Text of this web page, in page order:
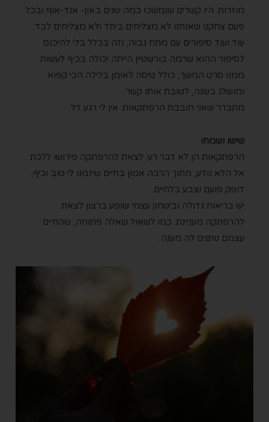
מוזרות. היו קשרים שנמשכו כמה שנים באון- אנד-אוף ובכל
פעם צחקנו שאנחנו לא מצליחים ביחד ולא מצליחים לבד.
עוד ועוד סיפורים עם מתח גבוה, וזה בכלל בלי להיכנס
לסיפור ההוא שרמה בורשטיין הייתה יכולה בכיף לעשות
ממנו סרט המשך, כולל טיסה לאומן בלילה הכי קפוא
ומושלג בשנה, לטובת אותו קשר.
מתברר שאני חובבת הרפתקאות. אין לי רגע דל.
שישו ושמחו
הרפתקאות הן לא דבר רע. לצאת להרפתקה פירושו ללכת
אל הלא נודע, מתוך הרבה אמון בחיים שיזמנו לי טוב וכיף,
דופק פועם וצבע בלחיים.
יש בריאות גדולה וביטחון עצמי שופע ברצון לצאת
להרפתקה מעניינת. כמו לשאול שאלה פתוחה, שהחיים
עצמם נותנים לה מענה.